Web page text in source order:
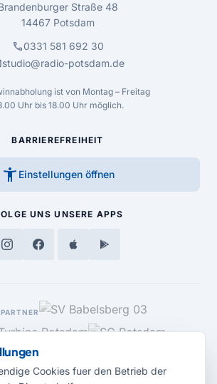
Straße 48
14467 Potsdam
call0331 581 692 30
studio@radio-potsdam.de
ist von Montag – Freitag
Uhr bis 18.00 Uhr möglich.
BARRIEREFREIHEIT
accessibility_new Einstellungen öffnen
UNS UNSERE APPS
Cookies fuer den Betrieb der